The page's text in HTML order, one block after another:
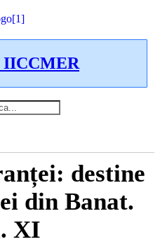
IICCMER
destine
din Banat.
XI